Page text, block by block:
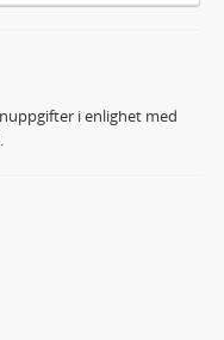
i enlighet med